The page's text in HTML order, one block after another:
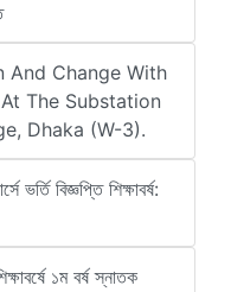
And Change With
The Substation
Dhaka (W-3).
ভর্তি বিজ্ঞপ্তি শিক্ষাবর্ষ:
১ম বর্ষ স্নাতক